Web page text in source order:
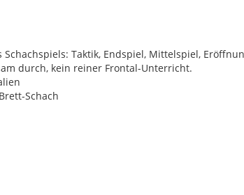
Taktik, Endspiel, Mittelspiel,
durch, kein reiner Frontal-Unterricht.
Schach